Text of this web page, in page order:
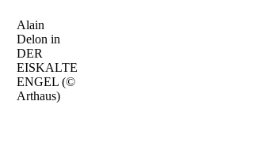
Alain
Delon in
DER
EISKALTE
ENGEL (©
Arthaus)